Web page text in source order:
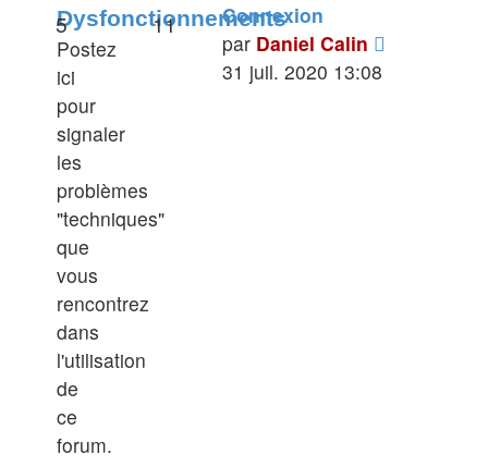
Dysfonctionnements
Postez
ici
pour
signaler
les
problèmes
"techniques"
que
vous
rencontrez
dans
l'utilisation
de
ce
forum.
5 11
Connexion
par Daniel Calin
31 juil. 2020 13:08